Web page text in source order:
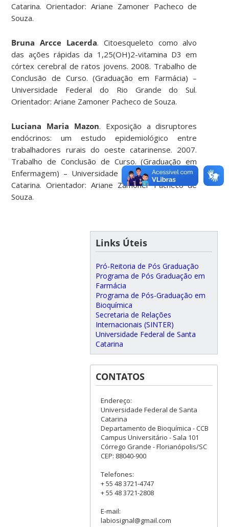
Catarina. Orientador: Ariane Zamoner Pacheco de
Souza.
Bruna Arcce Lacerda. Citoesqueleto como alvo
das ações rápidas da 1,25(OH)2-vitamina D3 em
córtex cerebral de ratos jovens. 2008. Trabalho de
Conclusão de Curso. (Graduação em Farmácia) –
Universidade Federal do Rio Grande do Sul.
Orientador: Ariane Zamoner Pacheco de Souza.
Luciana Maria Mazon. Exposição a disruptores
endócrinos: um estudo epidemiológico entre
trabalhadores rurais do oeste catarinense. 2007.
Trabalho de Conclusão de Curso. (Graduação em
Enfermagem) – Universidade do Estado de Santa
Catarina. Orientador: Ariane Zamoner Pacheco de
Souza.
Links Úteis
Pró-Reitoria de Pós Graduação
Programa de Pós Graduação em
Farmácia
Programa de Pós-Graduação em
Bioquímica
Secretaria de Relações
Internacionais (SINTER)
Universidade Federal de Santa
Catarina
CONTATOS
Endereço:
Universidade Federal de Santa
Catarina
Departamento de Bioquímica - CCB
Campus Universitário - Sala 101
Córrego Grande - Florianópolis/SC
CEP: 88040-900
Telefones:
+ 55 48 3721-4747
+ 55 48 3721-2808
E-mail:
labiosignal@gmail.com